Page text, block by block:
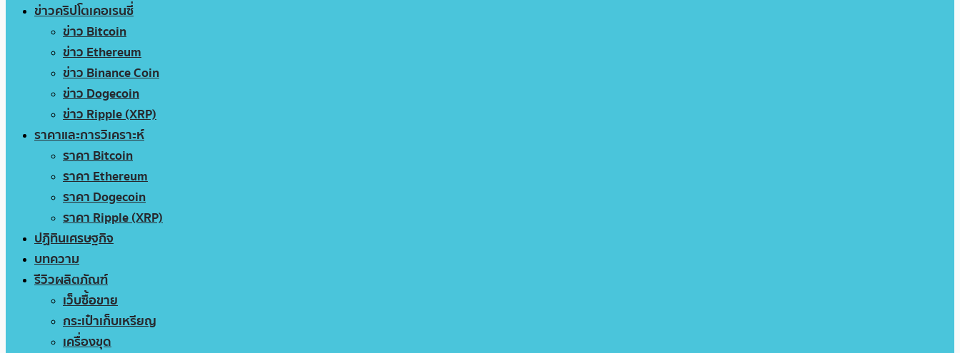
ข่าวคริปโตเคอเรนซี่
ข่าว Bitcoin
ข่าว Ethereum
ข่าว Binance Coin
ข่าว Dogecoin
ข่าว Ripple (XRP)
ราคาและการวิเคราะห์
ราคา Bitcoin
ราคา Ethereum
ราคา Dogecoin
ราคา Ripple (XRP)
ปฏิทินเศรษฐกิจ
บทความ
รีวิวผลิตภัณฑ์
เว็บซื้อขาย
กระเป๋าเก็บเหรียญ
เครื่องขุด